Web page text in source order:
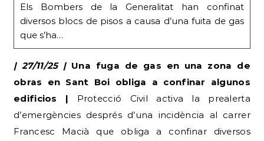
Els Bombers de la Generalitat han confinat
diversos blocs de pisos a causa d’una fuita de gas
que s’ha…
| 27/11/25 |Una fuga de gas en una zona de
obras en Sant Boi obliga a confinar algunos
edificios | Protecció Civil activa la prealerta
d’emergències després d’una incidència al carrer
Francesc Macià que obliga a confinar diversos